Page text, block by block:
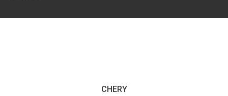
CHERY